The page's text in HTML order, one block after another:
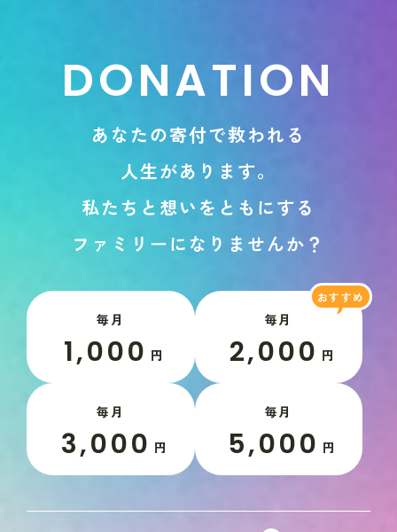
DONATION
あ な たの寄付で救われ る
人生があ り ま す。
私た ち と 想い を と も にする
フ ァ ミ リ ーに な り ま せんか ？
毎月
1,000 円
毎月
2,000 円
毎月
3,000 円
毎月
5,000 円